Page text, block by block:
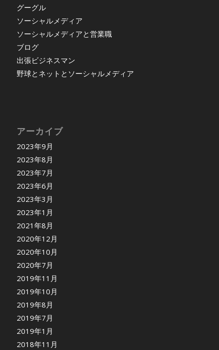
グーグル
ソーシャルメディア
ソーシャルメディアと営業職
ブログ
出張ビジネスマン
野球とネットとソーシャルメディア
アーカイブ
2023年9月
2023年8月
2023年7月
2023年6月
2023年3月
2023年1月
2021年8月
2020年12月
2020年10月
2020年7月
2019年11月
2019年10月
2019年8月
2019年7月
2019年1月
2018年11月